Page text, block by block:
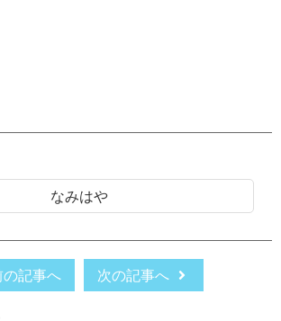
なみはや
の記事へ 次の記事へ